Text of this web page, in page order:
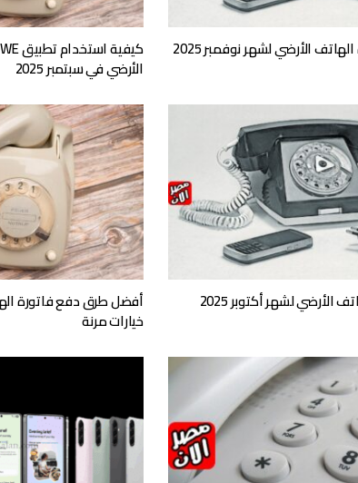
مواعيد سداد فاتورة الهاتف الأرضي لشهر نوفمبر 2025
الأرضي في سبتمبر 2025
طرق دفع فاتورة الهاتف الأرضي لشهر أكتوبر 2025
خيارات مرنة